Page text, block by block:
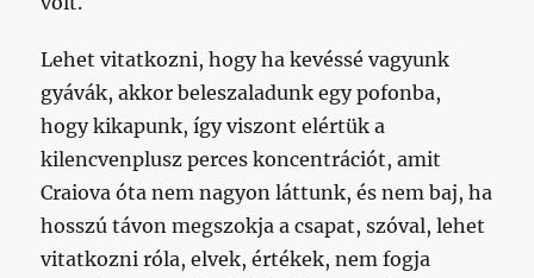
Lehet vitatkozni, hogy ha kevéssé vagyunk
gyávák, akkor beleszaladunk egy pofonba,
hogy kikapunk, így viszont elértük a
kilencvenplusz perces koncentrációt, amit
Craiova óta nem nagyon láttunk, és nem baj, ha
hosszú távon megszokja a csapat, szóval, lehet
vitatkozni róla, elvek, értékek, nem fogja